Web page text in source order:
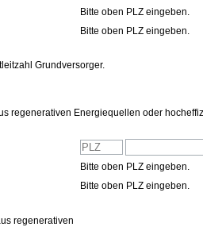
Bitte oben PLZ eingeben.
Bitte oben PLZ eingeben.
Grundversorger.
regenerativen Energiequellen oder
Bitte oben PLZ eingeben.
Bitte oben PLZ eingeben.
regenerativen